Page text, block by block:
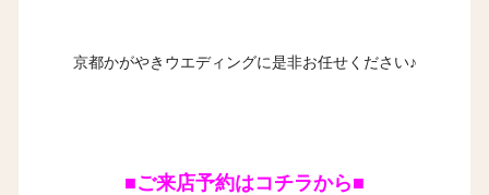
京都かがやきウエディングに是非お任せください♪
■ご来店予約はコチラから■